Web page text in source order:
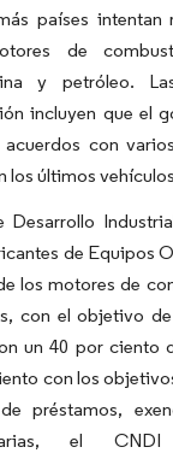
países intentan
de
y petróleo.
incluyen que el
con
los últimos
Desarrollo
de Equipos
los motores de
con el objetivo
un 40 por ciento
con los
préstamos,
el